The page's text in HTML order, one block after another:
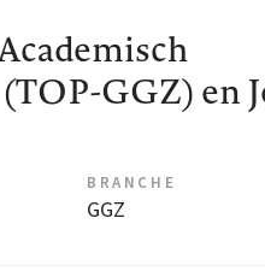
GGZ) en
BRANCHE
GGZ